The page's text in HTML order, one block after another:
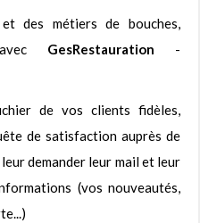
des métiers de bouches,
GesRestauration -
de vos clients fidèles,
de satisfaction auprès de
demander leur mail et leur
(vos nouveautés,